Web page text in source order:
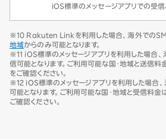
iOS標準のメッセージアプリでの受信
※10 Rakuten Linkを利用した場合、海外での
地域からのみ可能となります。
※11 iOS標準のメッセージアプリを利用した場合
信可能となります。ご利用可能な国・地域と送信料
をご確認ください。
※12 iOS標準のメッセージアプリを利用した場合
可能となります。ご利用可能な国・地域と受信料金
ご確認ください。